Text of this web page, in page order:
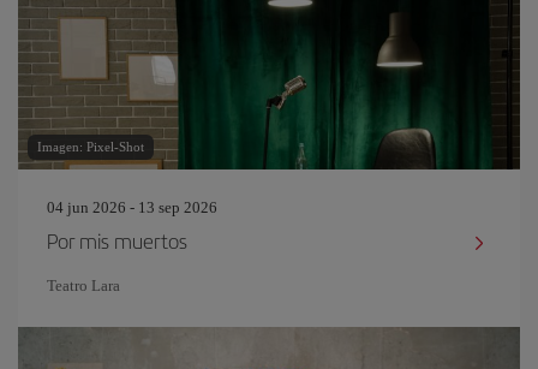
Imagen: Pixel-Shot
04 jun 2026 - 13 sep 2026
Por mis muertos
Teatro Lara